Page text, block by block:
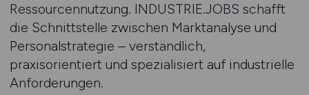
Ressourcennutzung. INDUSTRIE.JOBS schafft
die Schnittstelle zwischen Marktanalyse und
Personalstrategie – verständlich,
praxisorientiert und spezialisiert auf industrielle
Anforderungen.